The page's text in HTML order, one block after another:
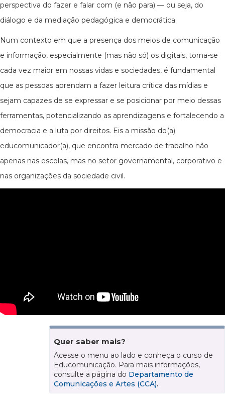
perspectiva do fazer e falar com (e não para) — ou seja, do
diálogo e da mediação pedagógica e democrática.
Num contexto em que a presença dos meios de comunicação
e informação, especialmente (mas não só) os digitais, torna-se
cada vez maior em nossas vidas e sociedades, é fundamental
que as pessoas aprendam a fazer leitura crítica das mídias e
sejam capazes de se expressar e se posicionar por meio dessas
ferramentas, potencializando as aprendizagens e fortalecendo a
democracia e a luta por direitos. Eis a missão do(a)
educomunicador(a), que encontra mercado de trabalho não
apenas nas escolas, mas no setor governamental, corporativo e
nas organizações da sociedade civil.
Quer saber mais?
Acesse o menu ao lado e conheça o curso de
Educomunicação. Para mais informações,
consulte a página do Departamento de
Comunicações e Artes (CCA).